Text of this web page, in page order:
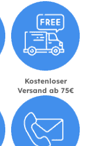
Kostenloser
Versand ab 75€